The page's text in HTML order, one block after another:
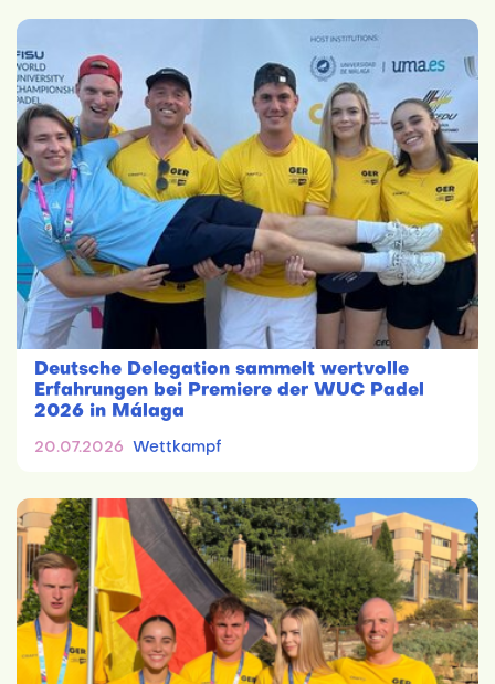
Deutsche Delegation sammelt wertvolle
Erfahrungen bei Premiere der WUC Padel
2026 in Málaga
20.07.2026 Wettkampf